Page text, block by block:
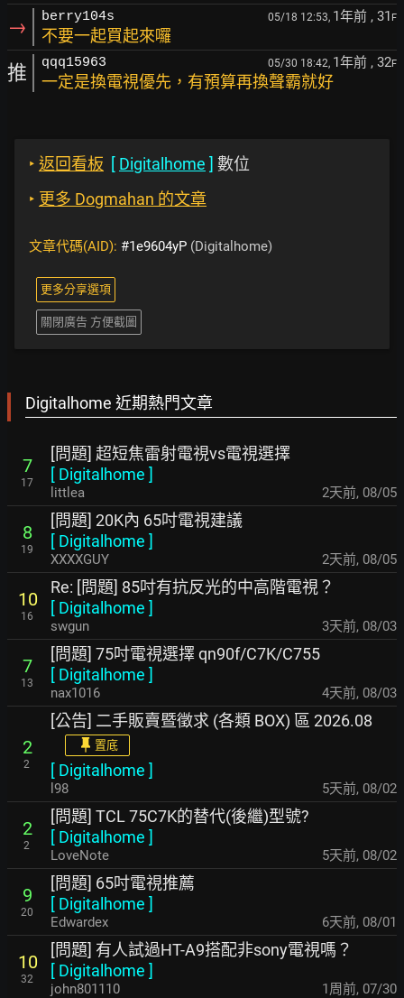
→ berry104s 05/18 12:53, 1年前 , 31 F
不要一起買起來囉
推 qqq15963 05/30 18:42, 1年前 , 32F
一定是換電視優先，有預算再換聲霸就好
‣ 返回看板 [ Digitalhome ] 數位
‣ 更多 Dogmahan 的文章
文章代碼(AID): #1e9604yP (Digitalhome)
更多分享選項
關閉廣告 方便截圖
Digitalhome 近期熱門文章
7
17
[問題] 超短焦雷射電視vs電視選擇
[ Digitalhome ]
littlea 2天前, 08/05
8
19
[問題] 20K內 65吋電視建議
[ Digitalhome ]
XXXXGUY 2天前, 08/05
10
16
Re: [問題] 85吋有抗反光的中高階電視？
[ Digitalhome ]
swgun 3天前, 08/03
7
13
[問題] 75吋電視選擇 qn90f/C7K/C755
[ Digitalhome ]
nax1016 4天前, 08/03
2
2
[公告] 二手販賣暨徵求 (各類 BOX) 區 2026.08
置底
[ Digitalhome ]
l98 5天前, 08/02
2
2
[問題] TCL 75C7K的替代(後繼)型號?
[ Digitalhome ]
LoveNote 5天前, 08/02
9
20
[問題] 65吋電視推薦
[ Digitalhome ]
Edwardex 6天前, 08/01
10
32
[問題] 有人試過HT-A9搭配非sony電視嗎？
[ Digitalhome ]
john801110 1周前, 07/30